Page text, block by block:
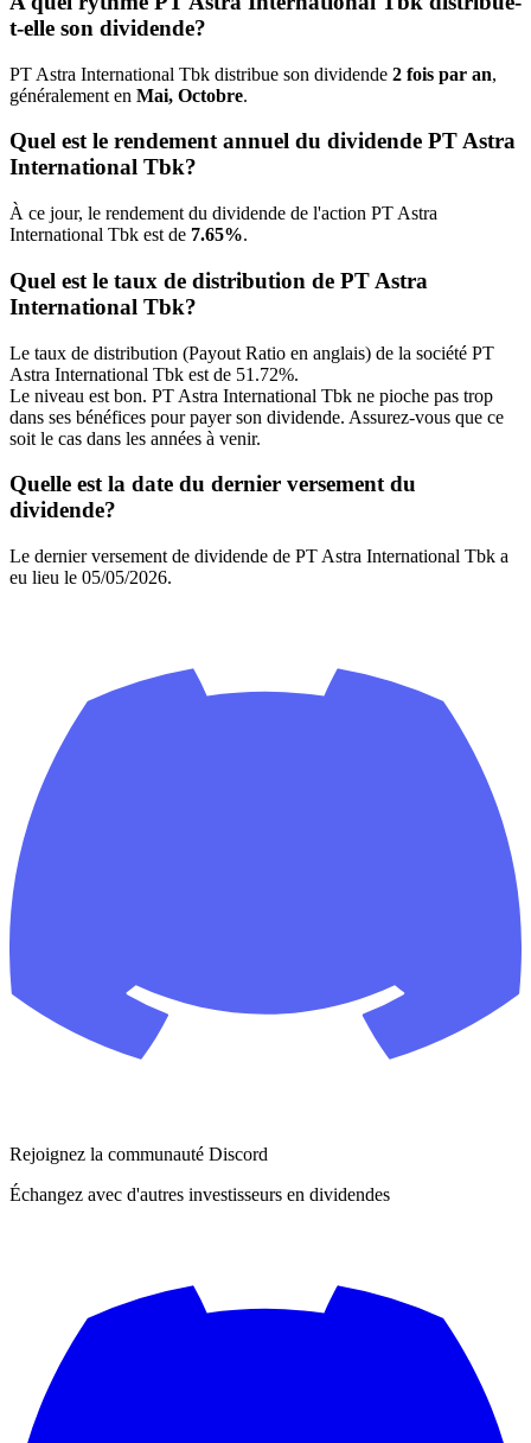
t-elle son dividende?
PT Astra International Tbk distribue son dividende 2 fois par an,
généralement en Mai, Octobre.
Quel est le rendement annuel du dividende PT Astra
International Tbk?
À ce jour, le rendement du dividende de l'action PT Astra
International Tbk est de 7.65%.
Quel est le taux de distribution de PT Astra
International Tbk?
Le taux de distribution (Payout Ratio en anglais) de la société PT
Astra International Tbk est de 51.72%.
Le niveau est bon. PT Astra International Tbk ne pioche pas trop
dans ses bénéfices pour payer son dividende. Assurez-vous que ce
soit le cas dans les années à venir.
Quelle est la date du dernier versement du
dividende?
Le dernier versement de dividende de PT Astra International Tbk a
eu lieu le 05/05/2026.
Rejoignez la communauté Discord
Échangez avec d'autres investisseurs en dividendes